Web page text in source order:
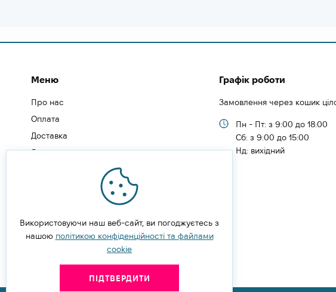
Меню
Про нас
Оплата
Доставка
Як замовити
Як зареєструватись
Типи користувачів
Угода користувача
Політика конфіденційності
Графік роботи
Замовлення через кошик
Пн - Пт: з 9:00 до 18:00
Cб: з 9:00 до 15:00
Нд: вихідний
Використовуючи наш веб-сайт, ви погоджуєтесь з
нашою політикою конфіденційності та файлами
cookie
ПІДТВЕРДИТИ